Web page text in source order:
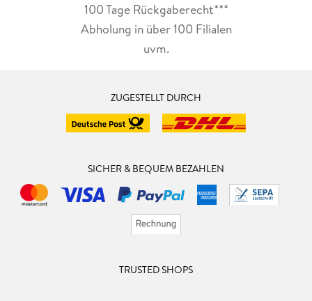
100 Tage Rückgaberecht***
Abholung in über 100 Filialen
uvm.
ZUGESTELLT DURCH
SICHER & BEQUEM BEZAHLEN
TRUSTED SHOPS